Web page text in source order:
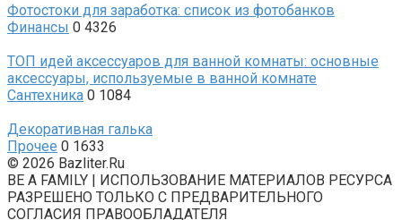
Фотостоки для заработка: список из фотобанков
Финансы 0 4326
ТОП идей аксессуаров для ванной комнаты: основные
аксессуары, используемые в ванной комнате
Сантехника 0 1084
Декоративная галька
Прочее 0 1633
© 2026 Bazliter.Ru
BE A FAMILY | ИСПОЛЬЗОВАНИЕ МАТЕРИАЛОВ РЕСУРСА
РАЗРЕШЕНО ТОЛЬКО С ПРЕДВАРИТЕЛЬНОГО
СОГЛАСИЯ ПРАВООБЛАДАТЕЛЯ